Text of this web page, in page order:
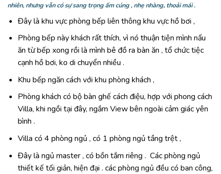
nhiên, nhưng vẫn có sự sang trọng ấm cúng , nhẹ nhàng, thoải mái .
Đây là khu vực phòng bếp liên thông khu vực hồ bơi ,
Phòng bếp này khách rất thích, vì nó thuận tiện mình nấu
ăn từ bếp xong rồi là mình bê đồ ra bàn ăn , tổ chức tiệc
cạnh hồ bơi, ko di chuyển nhiều .
Khu bếp ngăn cách với khu phòng khách ,
Phòng khách có bộ bàn ghế cách điệu, hợp với phong cách
Villa, khi ngồi tại đây, ngắm View bên ngoài cảm giác yên
bình .
Villa có 4 phòng ngủ , có 1 phòng ngủ tầng trệt ,
Đây là ngủ master , có bồn tắm riêng . Các phòng ngủ
thiết kế tối giản, hiện đại . các phòng ngủ đều có ban công,